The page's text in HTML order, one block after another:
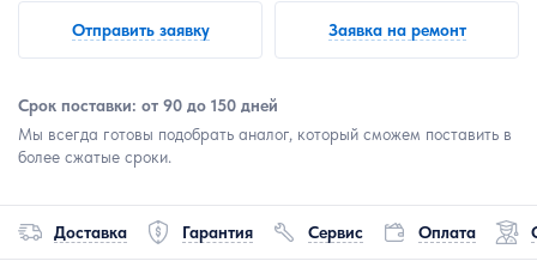
Отправить заявку Заявка на ремонт
Срок поставки: от 90 до 150 дней
Мы всегда готовы подобрать аналог, который сможем поставить в
более сжатые сроки.
Доставка Гарантия Сервис Оплата